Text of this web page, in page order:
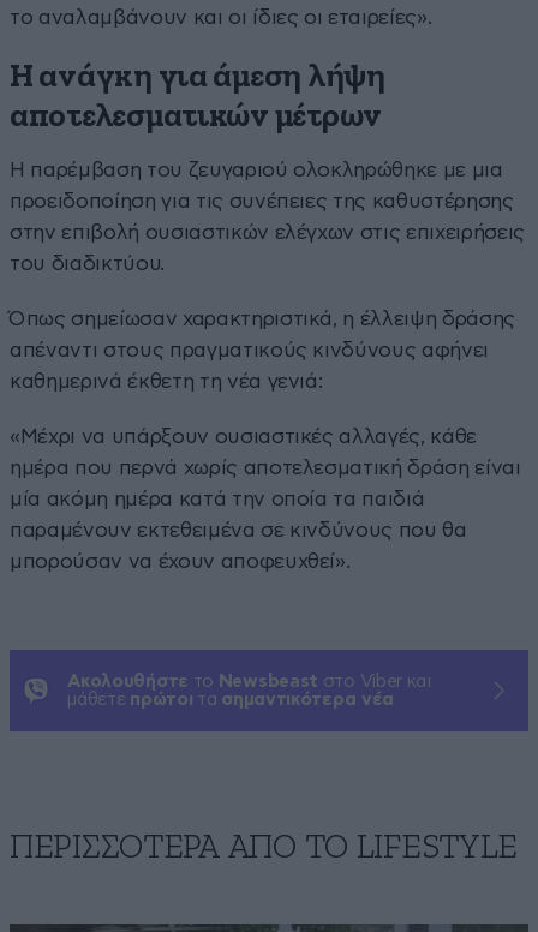
το αναλαμβάνουν και οι ίδιες οι εταιρείες».
Η ανάγκη για άμεση λήψη
αποτελεσματικών μέτρων
Η παρέμβαση του ζευγαριού ολοκληρώθηκε με μια
προειδοποίηση για τις συνέπειες της καθυστέρησης
στην επιβολή ουσιαστικών ελέγχων στις επιχειρήσεις
του διαδικτύου.
Όπως σημείωσαν χαρακτηριστικά, η έλλειψη δράσης
απέναντι στους πραγματικούς κινδύνους αφήνει
καθημερινά έκθετη τη νέα γενιά:
«Μέχρι να υπάρξουν ουσιαστικές αλλαγές, κάθε
ημέρα που περνά χωρίς αποτελεσματική δράση είναι
μία ακόμη ημέρα κατά την οποία τα παιδιά
παραμένουν εκτεθειμένα σε κινδύνους που θα
μπορούσαν να έχουν αποφευχθεί».
Ακολουθήστε το Newsbeast στο Viber και
μάθετε πρώτοι τα σημαντικότερα νέα
ΠΕΡΙΣΣΟΤΕΡΑ ΑΠΟ ΤΟ LIFESTYLE